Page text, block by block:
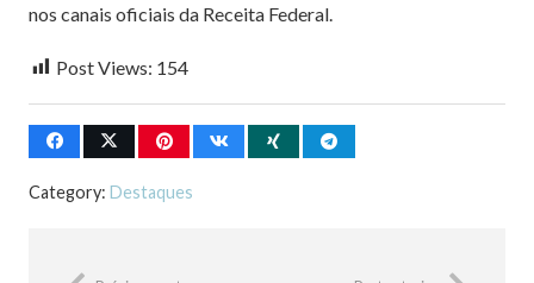
nos canais oficiais da Receita Federal.
Post Views: 154
Category: Destaques